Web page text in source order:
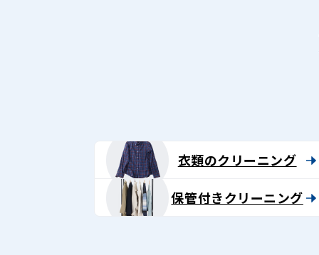
衣類のクリーニング
保管付きクリーニング